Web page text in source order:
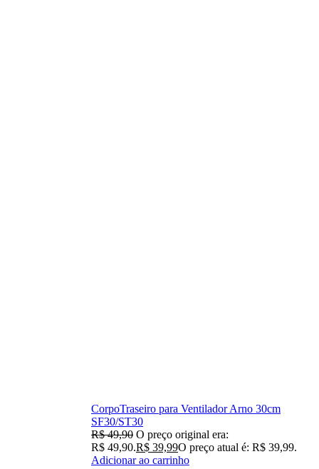
CorpoTraseiro para Ventilador Arno 30cm
SF30/ST30
R$49,90 O preço original era:
R$ 49,90.R$ 39,99O preço atual é: R$ 39,99.
Adicionar ao carrinho